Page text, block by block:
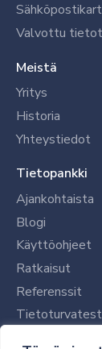
Valvottu
Meistä
Yritys
Historia
Yhteystiedot
Tietopankki
Ajankohtaista
Blogi
Käyttöohjeet
Ratkaisut
Referenssit